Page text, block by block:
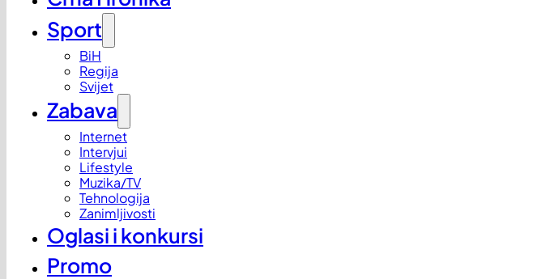
Sport
BiH
Regija
Svijet
Zabava
Internet
Intervjui
Lifestyle
Muzika/TV
Tehnologija
Zanimljivosti
Oglasi i konkursi
Promo